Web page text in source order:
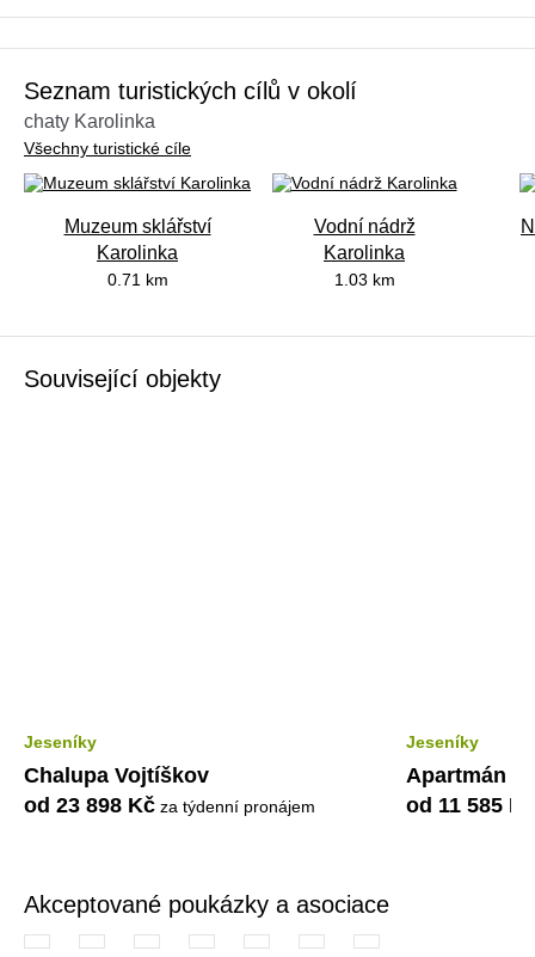
Seznam turistických cílů v okolí
chaty Karolinka
Všechny turistické cíle
Muzeum sklářství
Karolinka
0.71 km
Vodní nádrž
Karolinka
1.03 km
Související objekty
Jeseníky
Chalupa Vojtíškov
od 23 898 Kč za týdenní pronájem
Jeseníky
Apartmán
od 11 585 Kč
Akceptované poukázky a asociace